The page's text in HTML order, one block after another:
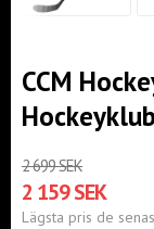
CCM
2 699 SEK
2 159 SEK
Lägsta pris de